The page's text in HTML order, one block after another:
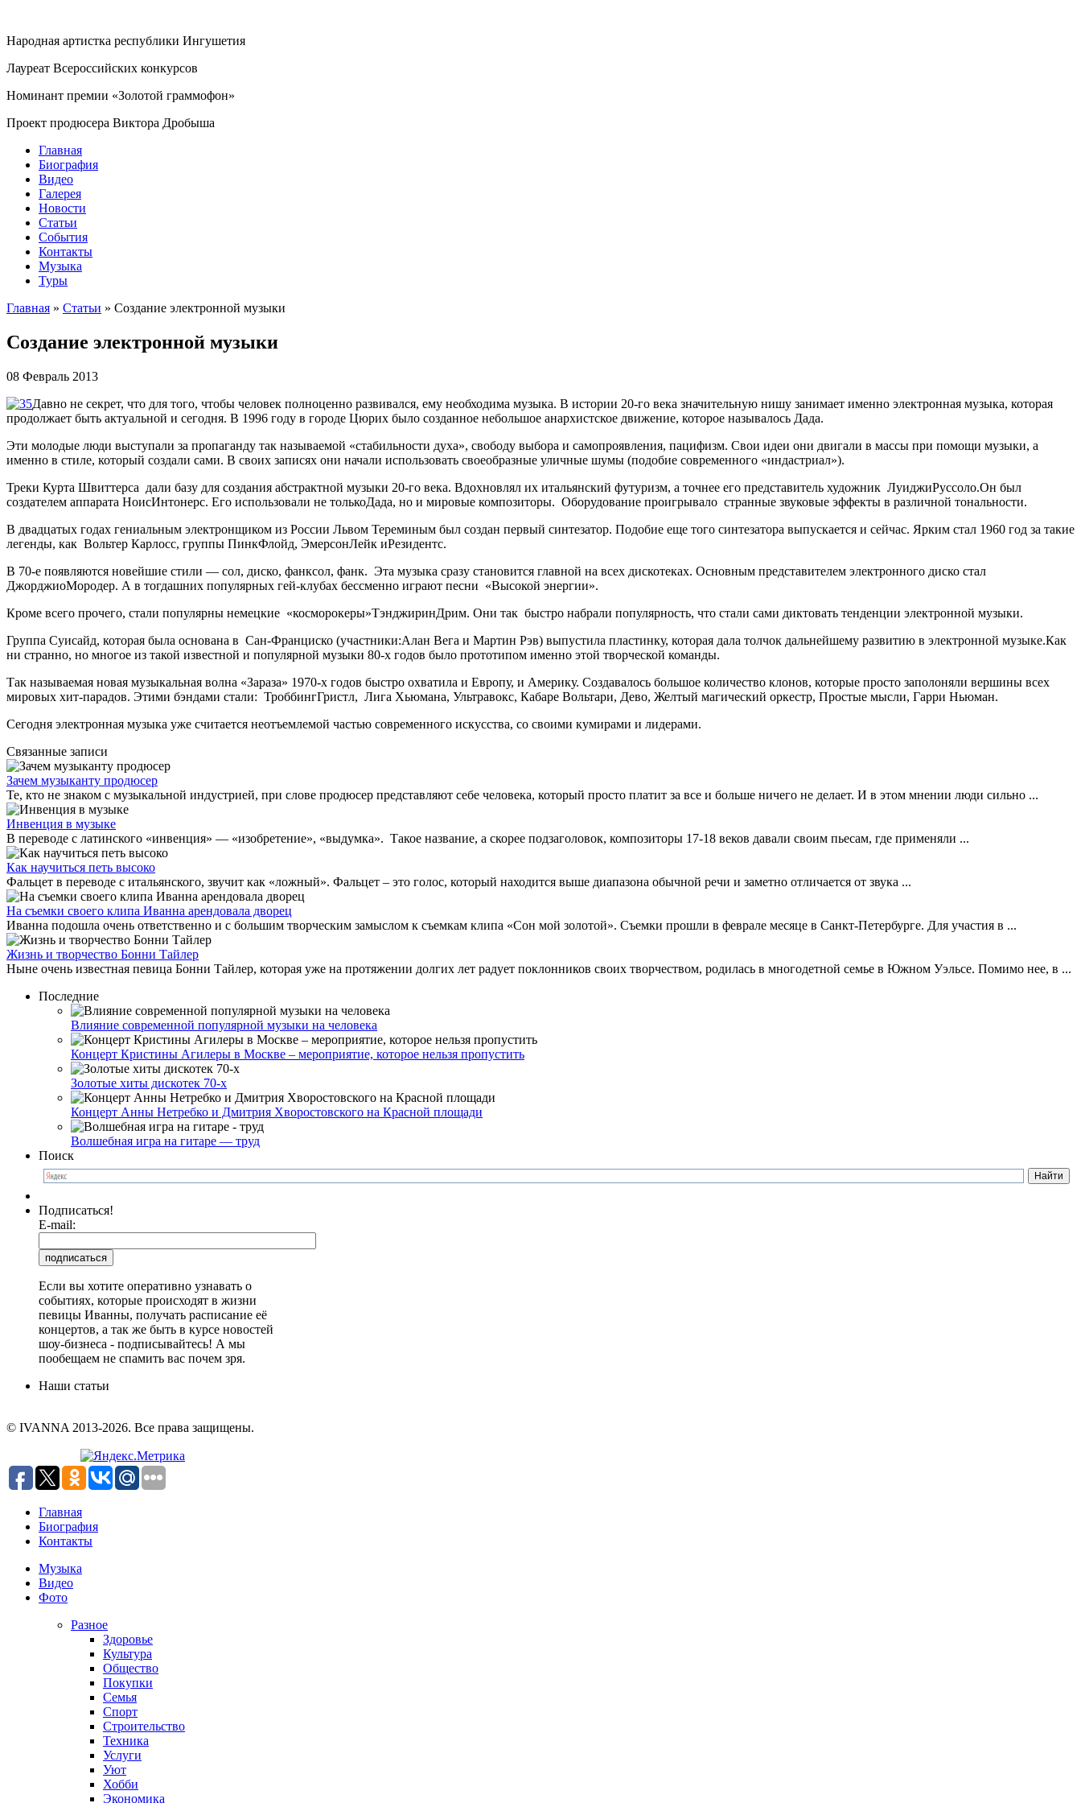
Народная артистка республики Ингушетия
Лауреат Всероссийских конкурсов
Номинант премии «Золотой граммофон»
Проект продюсера Виктора Дробыша
Главная
Биография
Видео
Галерея
Новости
Статьи
События
Контакты
Музыка
Туры
Главная » Статьи » Создание электронной музыки
Создание электронной музыки
08 Февраль 2013
Давно не секрет, что для того, чтобы человек полноценно развивался, ему необходима музыка. В истории 20-го века значительную нишу занимает именно электронная музыка, которая
продолжает быть актуальной и сегодня. В 1996 году в городе Цюрих было созданное небольшое анархистское движение, которое называлось Дада.
Эти молодые люди выступали за пропаганду так называемой «стабильности духа», свободу выбора и самопроявления, пацифизм. Свои идеи они двигали в массы при помощи музыки, а
именно в стиле, который создали сами. В своих записях они начали использовать своеобразные уличные шумы (подобие современного «индастриал»).
Треки Курта Швиттерса дали базу для создания абстрактной музыки 20-го века. Вдохновлял их итальянский футуризм, а точнее его представитель художник ЛуиджиРуссоло.Он был
создателем аппарата НоисИнтонерс. Его использовали не толькоДада, но и мировые композиторы. Оборудование проигрывало странные звуковые эффекты в различной тональности.
В двадцатых годах гениальным электронщиком из России Львом Тереминым был создан первый синтезатор. Подобие еще того синтезатора выпускается и сейчас. Ярким стал 1960 год за такие
легенды, как Вольтер Карлосс, группы ПинкФлойд, ЭмерсонЛейк иРезидентс.
В 70-е появляются новейшие стили — сол, диско, фанксол, фанк. Эта музыка сразу становится главной на всех дискотеках. Основным представителем электронного диско стал
ДжорджиоМородер. А в тогдашних популярных гей-клубах бессменно играют песни «Высокой энергии».
Кроме всего прочего, стали популярны немецкие «косморокеры»ТэнджиринДрим. Они так быстро набрали популярность, что стали сами диктовать тенденции электронной музыки.
Группа Суисайд, которая была основана в Сан-Франциско (участники:Алан Вега и Мартин Рэв) выпустила пластинку, которая дала толчок дальнейшему развитию в электронной музыке.Как
ни странно, но многое из такой известной и популярной музыки 80-х годов было прототипом именно этой творческой команды.
Так называемая новая музыкальная волна «Зараза» 1970-х годов быстро охватила и Европу, и Америку. Создавалось большое количество клонов, которые просто заполоняли вершины всех
мировых хит-парадов. Этими бэндами стали: ТроббингГристл, Лига Хьюмана, Ультравокс, Кабаре Вольтари, Дево, Желтый магический оркестр, Простые мысли, Гарри Ньюман.
Сегодня электронная музыка уже считается неотъемлемой частью современного искусства, со своими кумирами и лидерами.
Связанные записи
Зачем музыканту продюсер
Те, кто не знаком с музыкальной индустрией, при слове продюсер представляют себе человека, который просто платит за все и больше ничего не делает. И в этом мнении люди сильно ...
Инвенция в музыке
В переводе с латинского «инвенция» — «изобретение», «выдумка». Такое название, а скорее подзаголовок, композиторы 17-18 веков давали своим пьесам, где применяли ...
Как научиться петь высоко
Фальцет в переводе с итальянского, звучит как «ложный». Фальцет – это голос, который находится выше диапазона обычной речи и заметно отличается от звука ...
На съемки своего клипа Иванна арендовала дворец
Иванна подошла очень ответственно и с большим творческим замыслом к съемкам клипа «Сон мой золотой». Съемки прошли в феврале месяце в Санкт-Петербурге. Для участия в ...
Жизнь и творчество Бонни Тайлер
Ныне очень известная певица Бонни Тайлер, которая уже на протяжении долгих лет радует поклонников своих творчеством, родилась в многодетной семье в Южном Уэльсе. Помимо нее, в ...
Последние
Влияние современной популярной музыки на человека
Концерт Кристины Агилеры в Москве – мероприятие, которое нельзя пропустить
Золотые хиты дискотек 70-х
Концерт Анны Нетребко и Дмитрия Хворостовского на Красной площади
Волшебная игра на гитаре — труд
Поиск
Подписаться!
E-mail:
Если вы хотите оперативно узнавать о
событиях, которые происходят в жизни
певицы Иванны, получать расписание её
концертов, а так же быть в курсе новостей
шоу-бизнеса - подписывайтесь! А мы
пообещаем не спамить вас почем зря.
Наши статьи
© IVANNA 2013-2026. Все права защищены.
Главная
Биография
Контакты
Музыка
Видео
Фото
Разное
Здоровье
Культура
Общество
Покупки
Семья
Спорт
Строительство
Техника
Услуги
Уют
Хобби
Экономика